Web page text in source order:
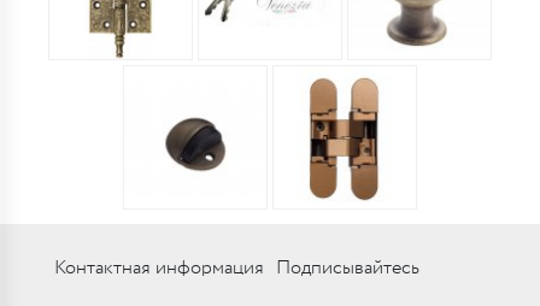
Контактная информация Подписывайтесь